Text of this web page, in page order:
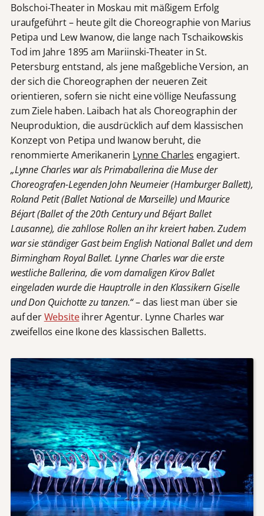
Bolschoi-Theater in Moskau mit mäßigem Erfolg
uraufgeführt – heute gilt die Choreographie von Marius
Petipa und Lew Iwanow, die lange nach Tschaikowskis
Tod im Jahre 1895 am Mariinski-Theater in St.
Petersburg entstand, als jene maßgebliche Version, an
der sich die Choreographen der neueren Zeit
orientieren, sofern sie nicht eine völlige Neufassung
zum Ziele haben. Laibach hat als Choreographin der
Neuproduktion, die ausdrücklich auf dem klassischen
Konzept von Petipa und Iwanow beruht, die
renommierte Amerikanerin Lynne Charles engagiert.
„Lynne Charles war als Primaballerina die Muse der
Choreografen-Legenden John Neumeier (Hamburger Ballett),
Roland Petit (Ballet National de Marseille) und Maurice
Béjart (Ballet of the 20th Century und Béjart Ballet
Lausanne), die zahllose Rollen an ihr kreiert haben. Zudem
war sie ständiger Gast beim English National Ballet und dem
Birmingham Royal Ballet. Lynne Charles war die erste
westliche Ballerina, die vom damaligen Kirov Ballet
eingeladen wurde die Hauptrolle in den Klassikern Giselle
und Don Quichotte zu tanzen.“– das liest man über sie
auf derWebsiteihrer Agentur. Lynne Charles war
zweifellos eine Ikone des klassischen Balletts.